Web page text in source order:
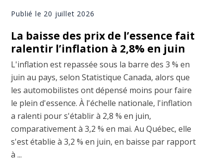
Publié le 20 juillet 2026
La baisse des prix de l’essence fait
ralentir l’inflation à 2,8% en juin
L'inflation est repassée sous la barre des 3 % en
juin au pays, selon Statistique Canada, alors que
les automobilistes ont dépensé moins pour faire
le plein d'essence. À l'échelle nationale, l'inflation
a ralenti pour s'établir à 2,8 % en juin,
comparativement à 3,2 % en mai. Au Québec, elle
s'est établie à 3,2 % en juin, en baisse par rapport
à ...